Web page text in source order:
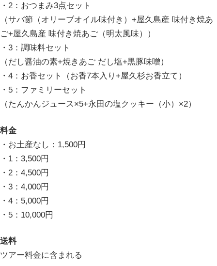
・2：おつまみ3点セット
（サバ節（オリーブオイル味付き）+屋久島産 味付き焼あ
ご+屋久島産 味付き焼あご（明太風味））
・3：調味料セット
（だし醤油の素+焼きあご だし塩+黒豚味噌）
・4：お香セット（お香7本入り+屋久杉お香立て）
・5：ファミリーセット
（たんかんジュース×5+永田の塩クッキー（小）×2）
料金
・お土産なし：1,500円
・1：3,500円
・2：4,500円
・3：4,000円
・4：5,000円
・5：10,000円
送料
ツアー料金に含まれる